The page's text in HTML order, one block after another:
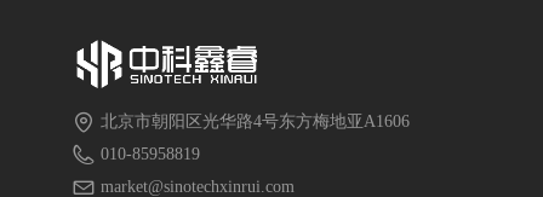
北京市朝阳区光华路4号东方梅地亚A1606
010-85958819
market@sinotechxinrui.com